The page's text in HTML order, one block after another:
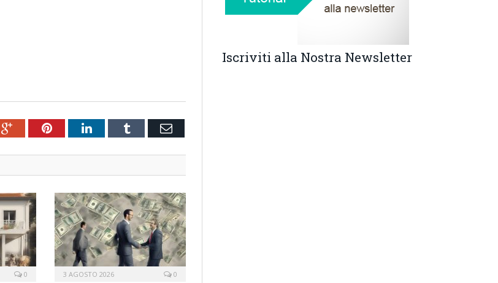
Google+PinterestLinkedInTumblr Email
0 3 AGOSTO 2026 0
Iscriviti alla Nostra Newsletter